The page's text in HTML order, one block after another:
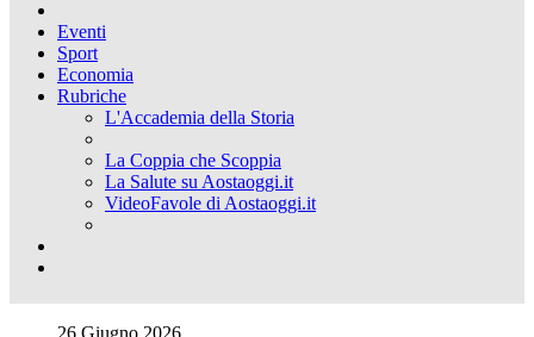
Eventi
Sport
Economia
Rubriche
L'Accademia della Storia
La Coppia che Scoppia
La Salute su Aostaoggi.it
VideoFavole di Aostaoggi.it
26 Giugno 2026